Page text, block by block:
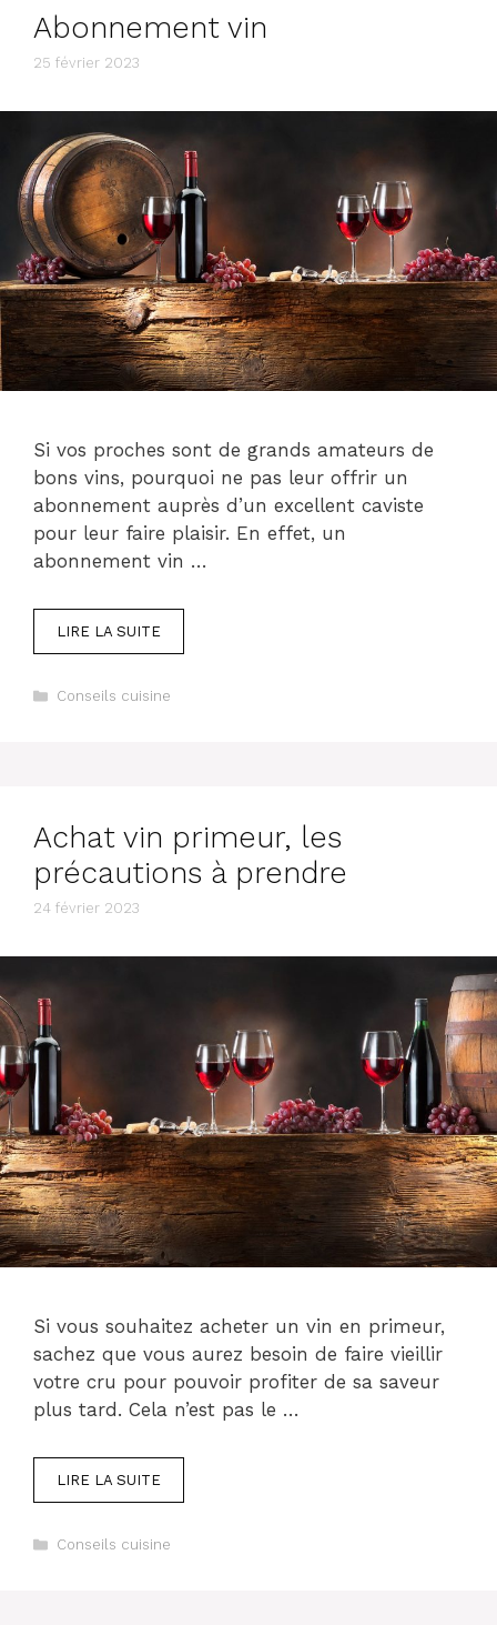
Abonnement vin
25 février 2023
Si vos proches sont de grands amateurs de
bons vins, pourquoi ne pas leur offrir un
abonnement auprès d’un excellent caviste
pour leur faire plaisir. En effet, un
abonnement vin …
LIRE LA SUITE
Catégories
Conseils cuisine
Achat vin primeur, les
précautions à prendre
24 février 2023
Si vous souhaitez acheter un vin en primeur,
sachez que vous aurez besoin de faire vieillir
votre cru pour pouvoir profiter de sa saveur
plus tard. Cela n’est pas le …
LIRE LA SUITE
Catégories
Conseils cuisine